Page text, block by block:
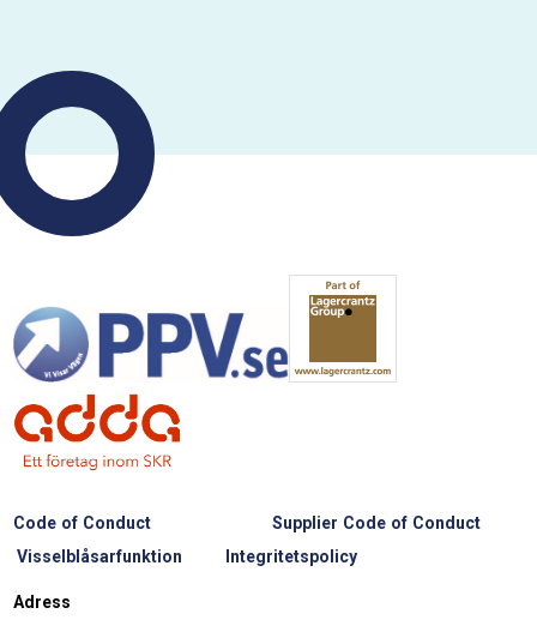
Code of Conduct
Supplier Code of Conduct
Visselblåsarfunktion
Integritetspolicy
Adress